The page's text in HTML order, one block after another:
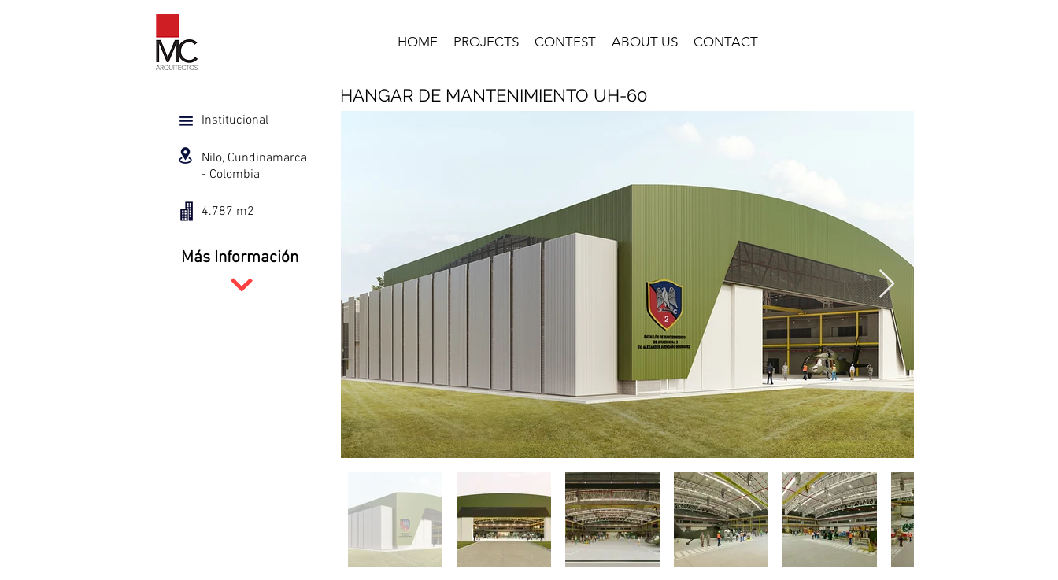
HOME PROJECTS CONTEST ABOUT US CONTACT
Institucional
Nilo, Cundinamarca
- Colombia
4.787 m2
Más Información
HANGAR DE MANTENIMIENTO UH-60